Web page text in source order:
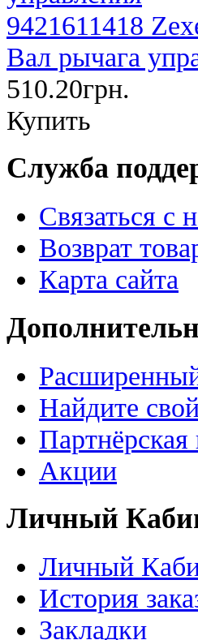
Вал рычага
510.20грн.
Купить
Служба
Связаться с
Возврат
Карта сайта
Найдите
Акции
Личный
Личный
История
Закладки